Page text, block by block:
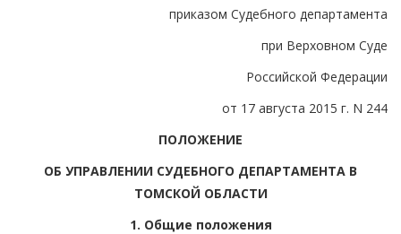
приказом Судебного департамента
при Верховном Суде
Российской Федерации
от 17 августа 2015 г. N 244
ПОЛОЖЕНИЕ
ОБ УПРАВЛЕНИИ СУДЕБНОГО ДЕПАРТАМЕНТА В
ТОМСКОЙ ОБЛАСТИ
1. Общие положения